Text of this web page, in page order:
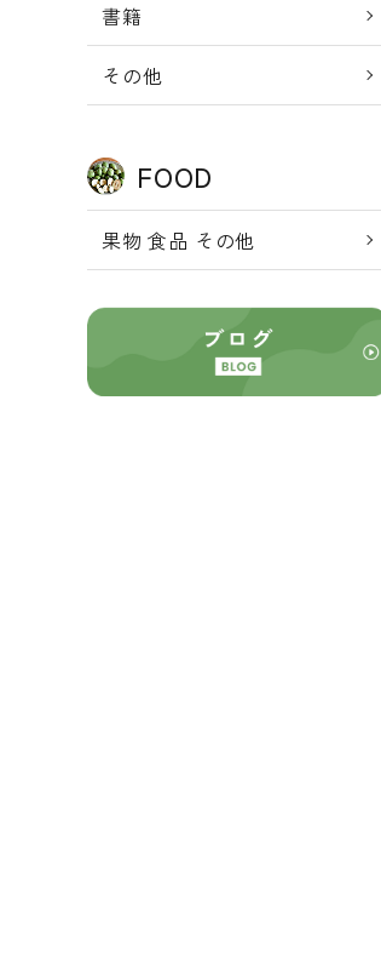
書籍
その他
FOOD
果物 食品 その他